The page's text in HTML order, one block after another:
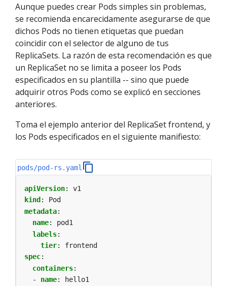
Aunque puedes crear Pods simples sin problemas,
se recomienda encarecidamente asegurarse de que
dichos Pods no tienen etiquetas que puedan
coincidir con el selector de alguno de tus
ReplicaSets. La razón de esta recomendación es que
un ReplicaSet no se limita a poseer los Pods
especificados en su plantilla -- sino que puede
adquirir otros Pods como se explicó en secciones
anteriores.
Toma el ejemplo anterior del ReplicaSet frontend, y
los Pods especificados en el siguiente manifiesto:
pods/pod-rs.yaml
apiVersion:
v1
kind :
Pod
metadata:
name:
pod1
labels:
tier:
frontend
spec:
containers:
- name:
hello1